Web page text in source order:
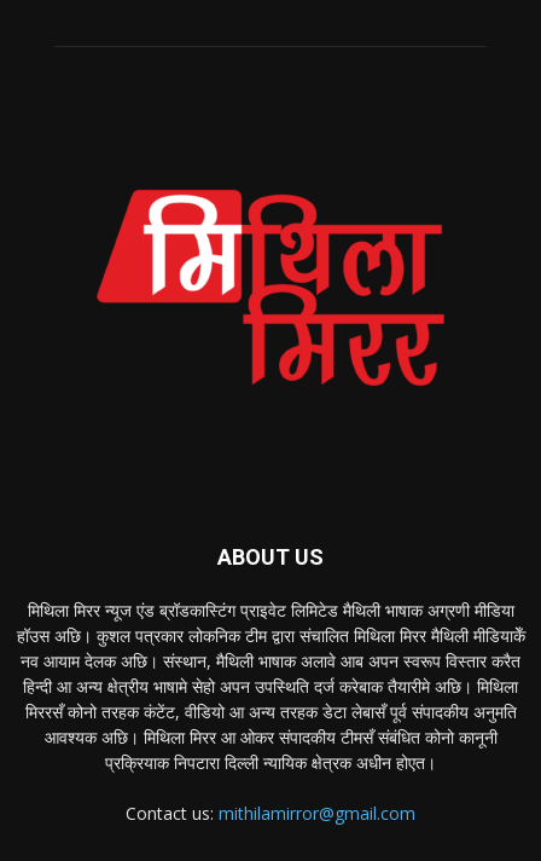
ABOUT US
मिथिला मिरर न्यूज एंड ब्रॉडकास्टिंग प्राइवेट लिमिटेड मैथिली भाषाक अग्रणी मीडिया
हॉउस अछि। कुशल पत्रकार लोकनिक टीम द्वारा संचालित मिथिला मिरर मैथिली मीडियाकेँ
नव आयाम देलक अछि। संस्थान, मैथिली भाषाक अलावे आब अपन स्वरूप विस्तार करैत
हिन्दी आ अन्य क्षेत्रीय भाषामे सेहो अपन उपस्थिति दर्ज करेबाक तैयारीमे अछि। मिथिला
मिररसँ कोनो तरहक कंटेंट, वीडियो आ अन्य तरहक डेटा लेबासँ पूर्व संपादकीय अनुमति
आवश्यक अछि। मिथिला मिरर आ ओकर संपादकीय टीमसँ संबंधित कोनो कानूनी
प्रक्रियाक निपटारा दिल्ली न्यायिक क्षेत्रक अधीन होएत।
Contact us: mithilamirror@gmail.com